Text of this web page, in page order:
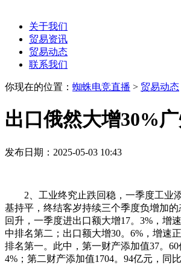
关于我们
贸易资讯
贸易动态
联系我们
你现在的位置： 蜘蛛电竞直播 > 贸易动态
出口俄然大增30%
发布日期：2025-05-03 10:43
2、工业终究止跌回稳，一季度工业
基持平，终结客岁持续三个季度负增加
回升，一季度进出口额大增17。3%，增
中排名第二；出口额大增30。6%，增速
排名第一。此中，第一财产添加值37。60
4%；第二财产添加值1704。94亿元，同